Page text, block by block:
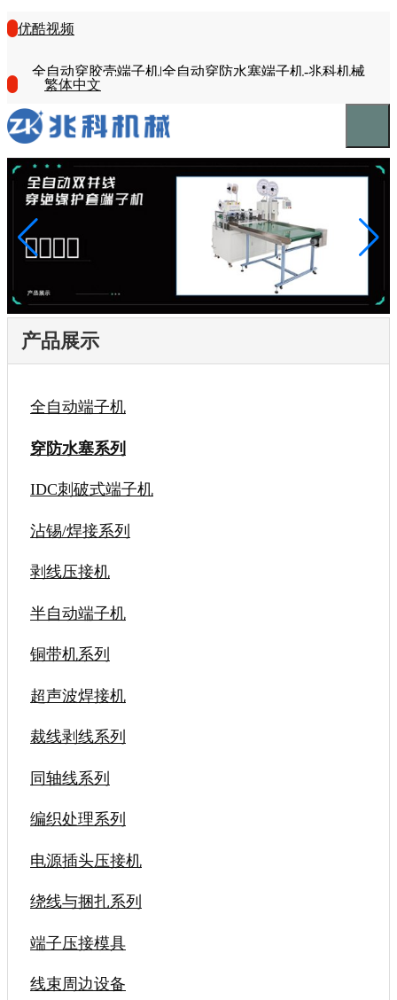
优酷视频
全自动穿胶壳端子机|全自动穿防水塞端子机-兆科机械
繁体中文
产品展示
全自动端子机
穿防水塞系列
IDC刺破式端子机
沾锡/焊接系列
剥线压接机
半自动端子机
铜带机系列
超声波焊接机
裁线剥线系列
同轴线系列
编织处理系列
电源插头压接机
绕线与捆扎系列
端子压接模具
线束周边设备